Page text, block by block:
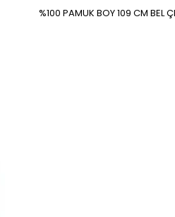
%100 PAMUK BOY 109 CM BEL